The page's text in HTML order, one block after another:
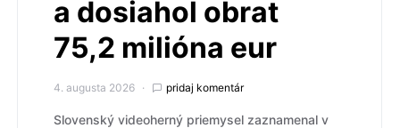
a dosiahol obrat
75,2 milióna eur
4. augusta 2026 pridaj komentár
Slovenský videoherný priemysel zaznamenal v